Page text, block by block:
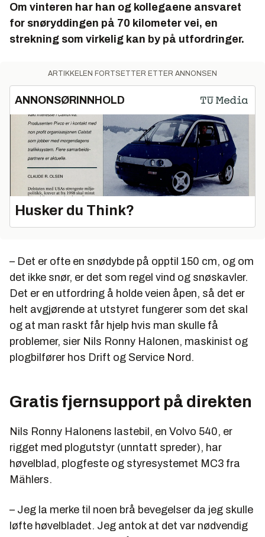
Om vinteren har han og kollegaene ansvaret
for snøryddingen på 70 kilometer vei, en
strekning som virkelig kan by på utfordringer.
ARTIKKELEN FORTSETTER ETTER ANNONSEN
ANNONSØRINNHOLD
Husker du Think?
– Det er ofte en snødybde på opptil 150 cm, og om
det ikke snør, er det som regel vind og snøskavler.
Det er en utfordring å holde veien åpen, så det er
helt avgjørende at utstyret fungerer som det skal
og at man raskt får hjelp hvis man skulle få
problemer, sier Nils Ronny Halonen, maskinist og
plogbilfører hos Drift og Service Nord.
Gratis fjernsupport på direkten
Nils Ronny Halonens lastebil, en Volvo 540, er
rigget med plogutstyr (unntatt spreder), har
høvelblad, plogfeste og styresystemet MC3 fra
Mählers.
– Jeg la merke til noen brå bevegelser da jeg skulle
løfte høvelbladet. Jeg antok at det var nødvendig